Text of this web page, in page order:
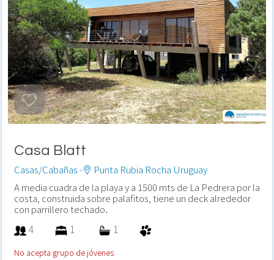
Casa Blatt
Casas/Cabañas -
Punta Rubia Rocha Uruguay
A media cuadra de la playa y a 1500 mts de La Pedrera por la
costa, construida sobre palafitos, tiene un deck alrededor
con parrillero techado.
4 1 1
No acepta grupo de jóvenes